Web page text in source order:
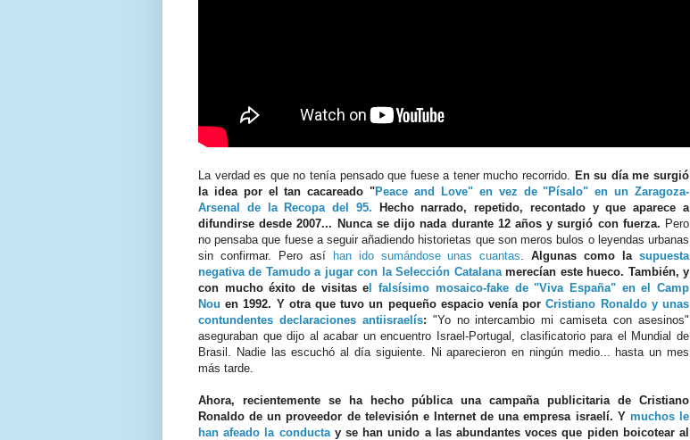
La verdad es que no tenía pensado que fuese a tener mucho recorrido. En su día me surgió
la idea por el tan cacareado "Peace and Love" en vez de "Písalo" en un Zaragoza-
Arsenal de la Recopa del 95. Hecho narrado, repetido, recontado y que aparece a
difundirse desde 2007... Nunca se dijo nada durante 12 años y surgió con fuerza. Pero
no pensaba que fuese a seguir añadiendo historietas que son meros bulos o leyendas urbanas
sin confirmar. Pero así han ido sumándose unas cuantas .Algunas como lasupuesta
negativa de Tamudo a jugar con la Selección Catalanamerecían este hueco. También, y
con mucho éxito de visitas el falsísimo mosaico-fake de "Viva España" en el Camp
Nou en 1992. Y otra que tuvo un pequeño espacio venía porCristiano Ronaldo y unas
contundentes declaraciones antiisraelís: "Yo no intercambio mi camiseta con asesinos"
aseguraban que dijo al acabar un encuentro Israel-Portugal, clasificatorio para el Mundial de
Brasil. Nadie las escuchó al día siguiente. Ni aparecieron en ningún medio... hasta un mes
más tarde.
Ahora, recientemente se ha hecho pública una campaña publicitaria de Cristiano
Ronaldo de un proveedor de televisión e Internet de una empresa israelí. Y muchos le
han afeado la conductay se han unido a las abundantes voces que piden boicotear al